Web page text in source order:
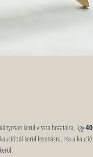
kerül vissza hozatalra, úgy
kerül levonásra. Ha a